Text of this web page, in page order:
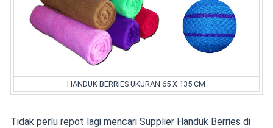
HANDUK BERRIES UKURAN 65 X 135 CM
Tidak perlu repot lagi mencari Supplier Handuk Berries di